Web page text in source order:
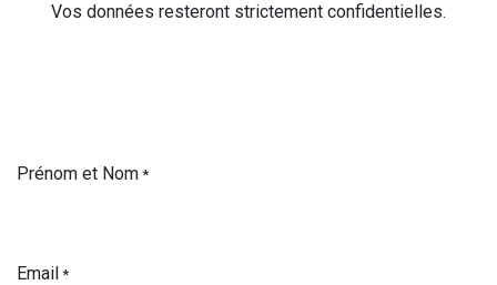
Vos données resteront strictement confidentielles.
Prénom et Nom*
Email*